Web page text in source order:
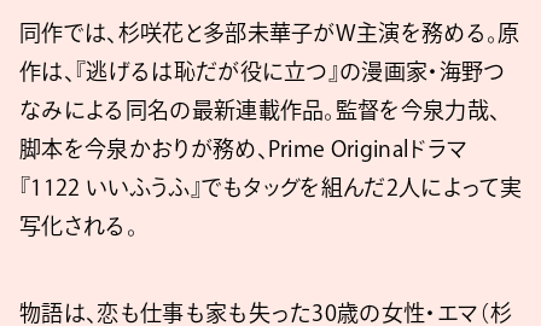
同作では、杉咲花と多部未華子がW主演を務める。原
作は、『逃げるは恥だが役に立つ』の漫画家・海野つ
なみによる同名の最新連載作品。監督を今泉力哉、
脚本を今泉かおりが務め、Prime Originalドラマ
『1122 いいふうふ』でもタッグを組んだ2人によって実
写化される。
物語は、恋も仕事も家も失った30歳の女性・エマ（杉